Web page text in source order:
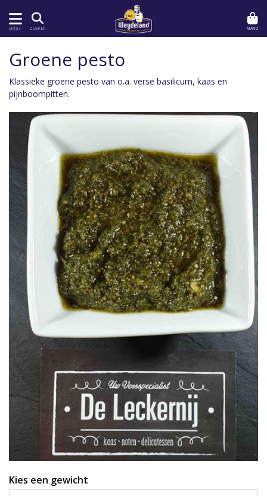
MENU ZOEKEN MAND
Groene pesto
Klassieke groene pesto van o.a. verse basilicum, kaas en
pijnboompitten.
Kies een gewicht